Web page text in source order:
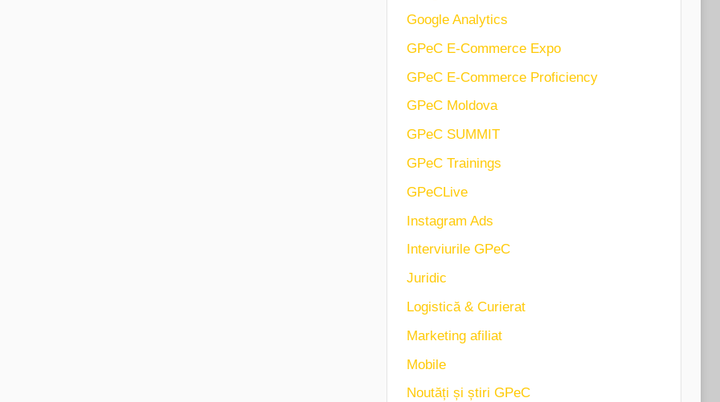
Google Analytics
GPeC E-Commerce Expo
GPeC E-Commerce Proficiency
GPeC Moldova
GPeC SUMMIT
GPeC Trainings
GPeCLive
Instagram Ads
Interviurile GPeC
Juridic
Logistică & Curierat
Marketing afiliat
Mobile
Noutăți și știri GPeC